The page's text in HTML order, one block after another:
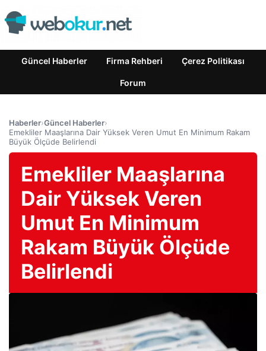
Güncel Haberler Firma Rehberi Çerez Politikası
Forum
Haberler›Güncel Haberler›
Emekliler Maaşlarına Dair Yüksek Veren Umut En Minimum Rakam
Büyük Ölçüde Belirlendi
Emekliler Maaşlarına
Dair Yüksek Veren
Umut En Minimum
Rakam Büyük Ölçüde
Belirlendi